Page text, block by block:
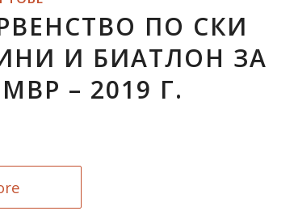
ПО СКИ
И БИАТЛОН ЗА
– 2019 Г.